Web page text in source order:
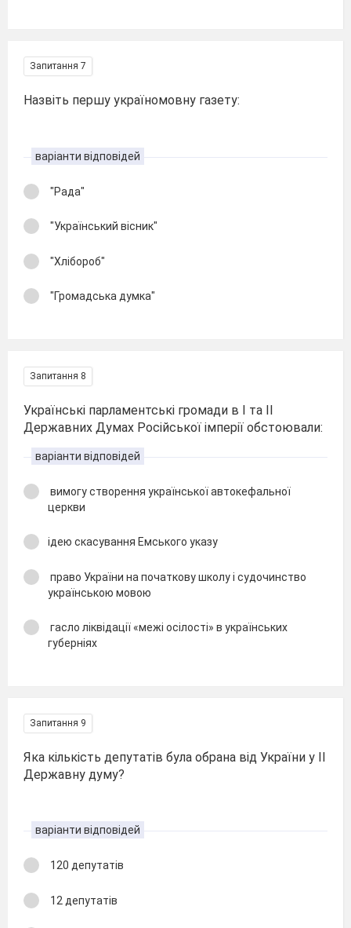
Запитання 7
Назвіть першу україномовну газету:
варіанти відповідей
"Рада"
"Український вісник"
"Хлібороб"
"Громадська думка"
Запитання 8
Українські парламентські громади в І та II
Державних Думах Російської імперії обстоювали:
варіанти відповідей
вимогу створення української автокефальної
церкви
ідею скасування Емського указу
право України на початкову школу і судочинство
українською мовою
гасло ліквідації «межі осілості» в українських
губерніях
Запитання 9
Яка кількість депутатів була обрана від України у ІІ
Державну думу?
варіанти відповідей
120 депутатів
12 депутатів